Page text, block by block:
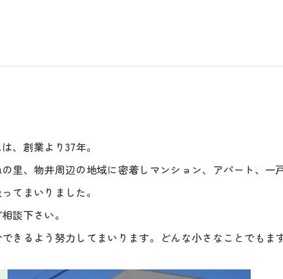
、創業より37年。
里、物井周辺の地域に密着しマンション、アパート、一
てまいりました。
談下さい。
きるよう努力してまいります。どんな小さなことでもま